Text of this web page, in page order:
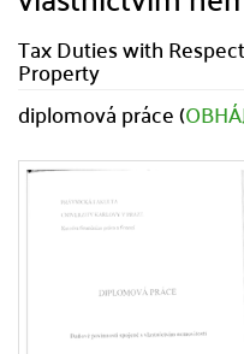
Tax Duties with
Property
diplomová práce (